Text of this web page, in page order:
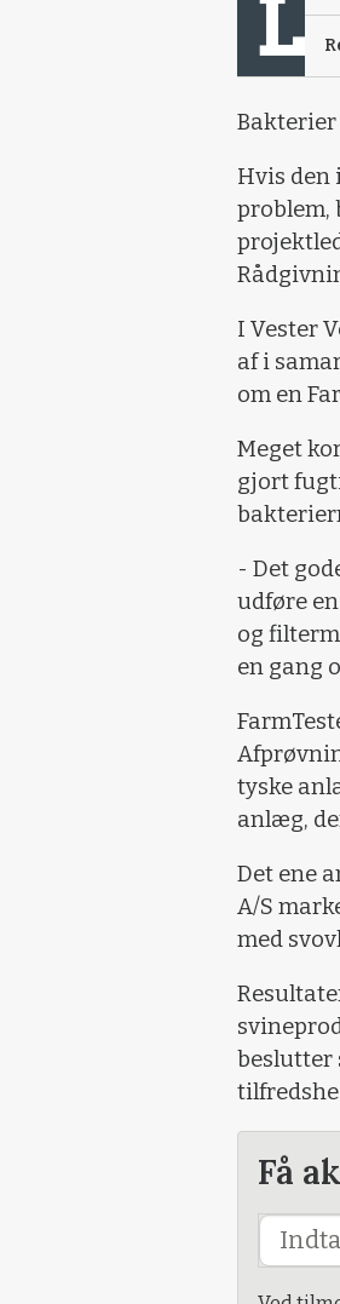
Hvis den
problem,
I Vester
af i
om en
Meget
gjort
- Det
udføre
og
en gang
tyske
anlæg,
Det ene
A/S
med
beslutter
Få